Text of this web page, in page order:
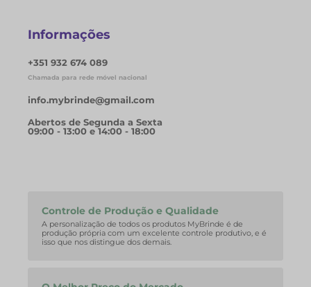
Informações
+351 932 674 089
Chamada para rede móvel nacional
info.mybrinde@gmail.com
Abertos de Segunda a Sexta
09:00 - 13:00 e 14:00 - 18:00
Controle de Produção e Qualidade
A personalização de todos os produtos MyBrinde é de
produção própria com um excelente controle produtivo, e é
isso que nos distingue dos demais.